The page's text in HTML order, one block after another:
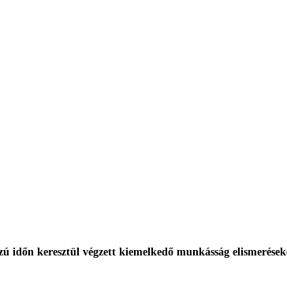
időn keresztül végzett kiemelkedő munkásság